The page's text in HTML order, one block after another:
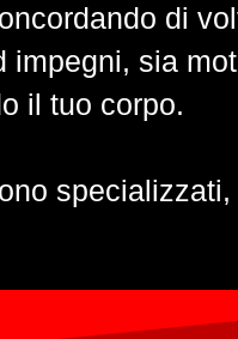
di
impegni, sia
il tuo corpo.